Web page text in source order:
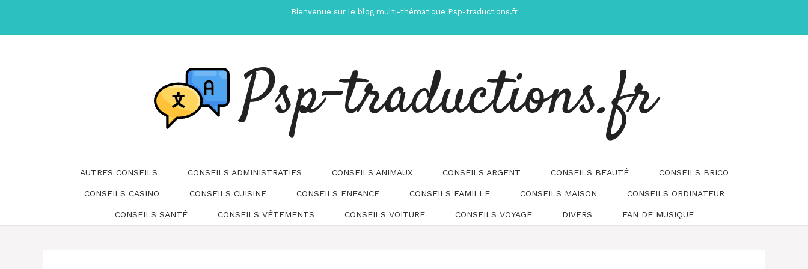
contenu
Bienvenue sur le blog multi-thématique Psp-traductions.fr
Psp-traductions.fr
AUTRES CONSEILS CONSEILS ADMINISTRATIFS CONSEILS ANIMAUX CONSEILS ARGENT CONSEILS BEAUTÉ CONSEILS BRICO
CONSEILS CASINO CONSEILS CUISINE CONSEILS ENFANCE CONSEILS FAMILLE CONSEILS MAISON CONSEILS ORDINATEUR
CONSEILS SANTÉ CONSEILS VÊTEMENTS CONSEILS VOITURE CONSEILS VOYAGE DIVERS FAN DE MUSIQUE
Automatically
Hierarchic